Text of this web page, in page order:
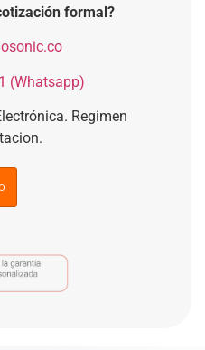
formal?
(Whatsapp)
Regimen